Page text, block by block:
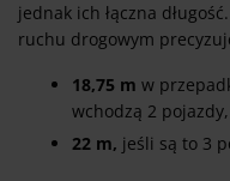
jednak ich łączna
ruchu drogowym
18,75 m w
wchodzą 2 pojazdy,
22 m, jeśli są to 3